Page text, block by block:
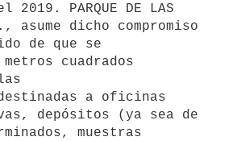
2019. PARQUE DE LAS
asume dicho compromiso
de que se
cuadrados
a oficinas
depósitos (ya sea de
muestras